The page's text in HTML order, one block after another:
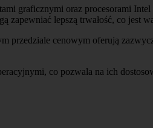
graficznymi oraz procesorami
lepszą trwałość, co jest
cenowym oferują
co pozwala na ich